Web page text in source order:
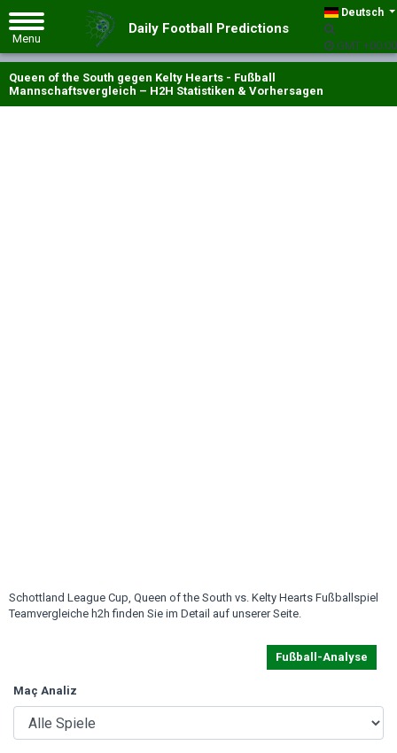
Deutsch
GMT +00:00
Daily Football Predictions
Queen of the South gegen Kelty Hearts - Fußball
Mannschaftsvergleich – H2H Statistiken & Vorhersagen
Schottland League Cup, Queen of the South vs. Kelty Hearts Fußballspiel
Teamvergleiche h2h finden Sie im Detail auf unserer Seite.
Fußball-Analyse
Maç Analiz